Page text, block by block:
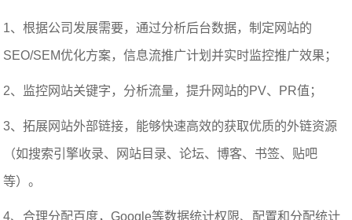
1、根据公司发展需要，通过分析后台数据，制定网站的
SEO/SEM优化方案，信息流推广计划并实时监控推广效果；
2、监控网站关键字，分析流量，提升网站的PV、PR值；
3、拓展网站外部链接，能够快速高效的获取优质的外链资源
（如搜索引擎收录、网站目录、论坛、博客、书签、贴吧
等）。
4、合理分配百度，Google等数据统计权限、配置和分配统计